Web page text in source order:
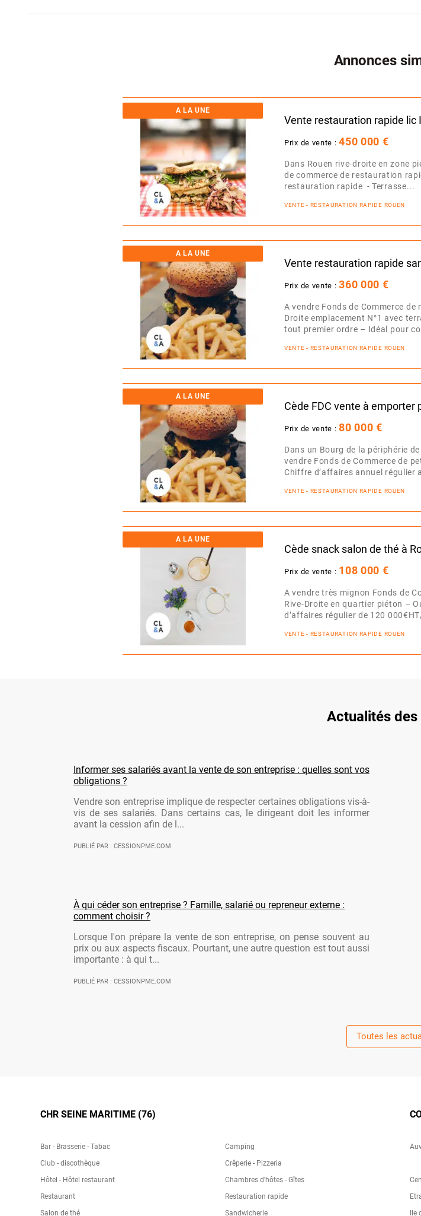
Annonces
A LA UNE
Vente restauration rapide lic
Prix de vente :450 000 €
Dans Rouen rive-droite en zone
de commerce de restauration
restauration rapide - Terrasse...
VENTE - RESTAURATION RAPIDE ROUEN
A LA UNE
Vente restauration rapide
Prix de vente :360 000 €
A vendre Fonds de Commerce
Droite emplacement N°1 avec
tout premier ordre – Idéal pour
VENTE - RESTAURATION RAPIDE ROUEN
A LA UNE
Cède FDC vente à emporter
Prix de vente :80 000 €
Dans un Bourg de la périphérie
vendre Fonds de Commerce de
Chiffre d’affaires annuel régulier
VENTE - RESTAURATION RAPIDE ROUEN
A LA UNE
Cède snack salon de thé à
Prix de vente : 108 000 €
A vendre très mignon Fonds de
Rive-Droite en quartier piéton –
d’affaires régulier de 120
VENTE - RESTAURATION RAPIDE ROUEN
Actualités
Informer ses salariés avant la vente de son entreprise : quelles sont vos
obligations ?
Vendre son entreprise implique de respecter certaines obligations vis-à-
vis de ses salariés. Dans certains cas, le dirigeant doit les informer
avant la cession afin de l...
PUBLIÉ PAR : CESSIONPME.COM
À qui céder son entreprise ? Famille, salarié ou repreneur externe :
comment choisir ?
Lorsque l'on prépare la vente de son entreprise, on pense souvent au
prix ou aux aspects fiscaux. Pourtant, une autre question est tout aussi
importante : à qui t...
PUBLIÉ PAR : CESSIONPME.COM
Toutes les
CHR SEINE MARITIME (76)
Bar - Brasserie - Tabac
Camping
Club - discothèque
Crêperie - Pizzeria
Hôtel - Hôtel restaurant
Chambres d'hôtes - Gîtes
Restaurant
Restauration rapide
Salon de thé
Sandwicherie Ile